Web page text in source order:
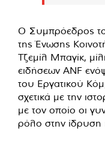
Ο Συμπρόεδρος
της Ένωσης
Τζεμίλ Μπαγίκ,
ειδήσεων ANF
του Εργατικού
σχετικά με την
με τον οποίο οι
ρόλο στην ίδρυση